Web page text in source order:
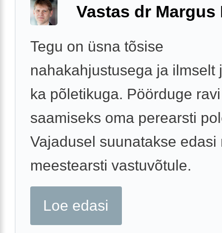
Vastas dr Margus
Tegu on üsna tõsise
nahakahjustusega ja ilmselt
ka põletikuga. Pöörduge ravi
saamiseks oma perearsti
Vajadusel suunatakse edasi
meestearsti vastuvõtule.
Loe edasi